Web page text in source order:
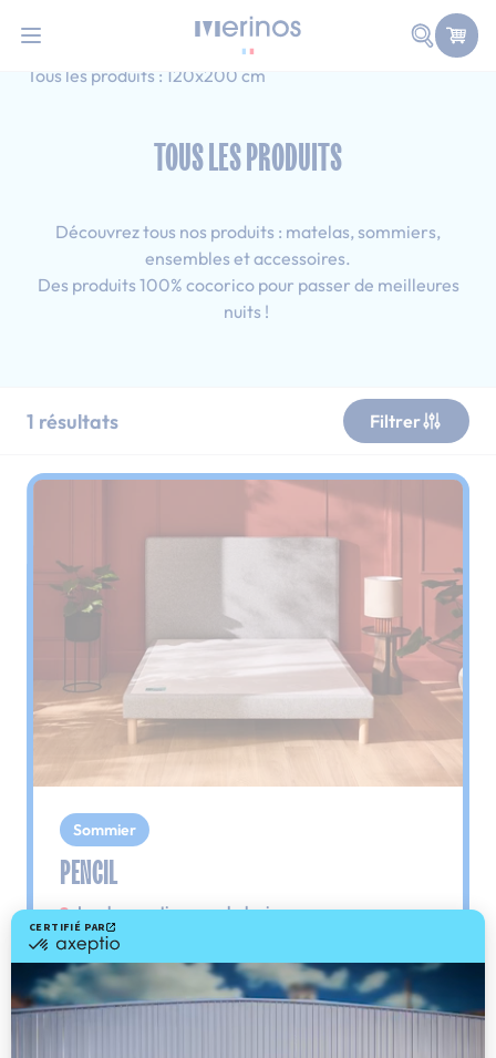
Faire
Accueil
Ado
Tous les produits : 120x200 cm
TOUS LES PRODUITS
Découvrez tous nos produits : matelas, sommiers,
ensembles et accessoires.
Des produits 100% cocorico pour passer de meilleures
nuits !
1 résultats Filtrer
Sommier
PENCIL
Le plus : soutien morphologique
Grâce à ses 3 zones de confort, le sommier
Pencil vous assure tout son soutien. Avec les
épaules, le dos et le bassin qui reposent sur ses
lattes, vous évitez les douleurs au petit matin.